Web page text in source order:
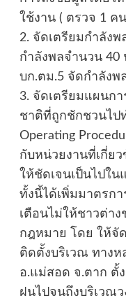
ใช้งาน ( ตรวจ 1 ค
2. จัดเตรียมกำลัง
กำลังพลจำนวน 40
บก.ตม.5 จัดกำลังพ
3. จัดเตรียมแผนก
ชาติที่ถูกชักชวนไป
Operating
กับหน่วยงานที่เกี่ย
ให้ชัดเจนเป็นไปใน
ทั้งนี้ได้เพิ่มมาตรก
เตือนไม่ให้ชาวต่า
กฎหมาย โดย ให้จั
ติดตั้งบริเวณ ทางห
อ.แม่สอด จ.ตาก ตั้
ฝนไปจนถึงบริเวณว